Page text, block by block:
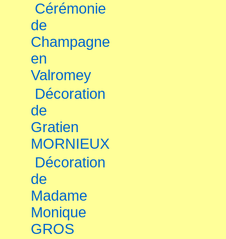
Cérémonie
de
Champagne
en
Valromey
Décoration
de
Gratien
MORNIEUX
Décoration
de
Madame
Monique
GROS